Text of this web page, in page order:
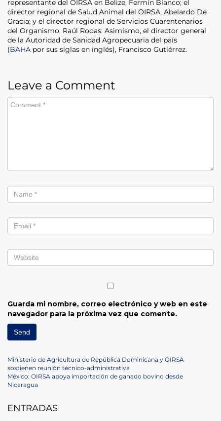
representante del OIRSA en Belize, Fermín Blanco; el
director regional de Salud Animal del OIRSA, Abelardo De
Gracia; y el director regional de Servicios Cuarentenarios
del Organismo, Raúl Rodas. Asimismo, el director general
de la Autoridad de Sanidad Agropecuaria del país
(BAHA por sus siglas en inglés), Francisco Gutiérrez.
Leave a Comment
Guarda mi nombre, correo electrónico y web en este
navegador para la próxima vez que comente.
Navegación
de
Previous
Post
Ministerio de Agricultura de República Dominicana y OIRSA
sostienen reunión técnico-administrativa
Next
Post
México: OIRSA apoya importación de ganado bovino desde
Nicaragua
ENTRADAS